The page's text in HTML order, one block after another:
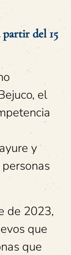
partir del 15
el
y
de 2023,
que
que